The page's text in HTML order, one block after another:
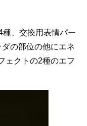
種、交換用表情パー
の部位の他にエネ
ェクトの2種のエフ